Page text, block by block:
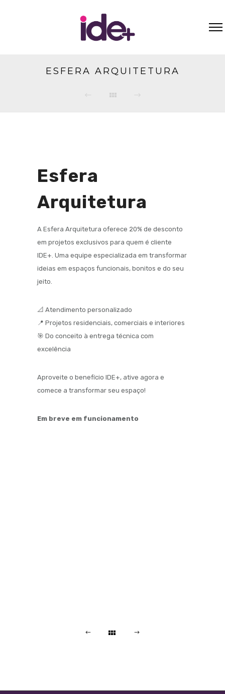
ESFERA ARQUITETURA
Esfera
Arquitetura
A Esfera Arquitetura oferece 20% de desconto
em projetos exclusivos para quem é cliente
IDE+. Uma equipe especializada em transformar
ideias em espaços funcionais, bonitos e do seu
jeito.
📐 Atendimento personalizado
📍 Projetos residenciais, comerciais e interiores
🎯 Do conceito à entrega técnica com
excelência
Aproveite o benefício IDE+, ative agora e
comece a transformar seu espaço!
Em breve em funcionamento